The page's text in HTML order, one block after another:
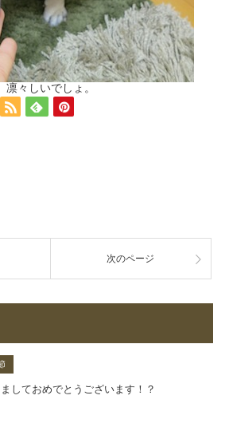
凛々しいでしょ。
次のページ
しておめでとうございます！？